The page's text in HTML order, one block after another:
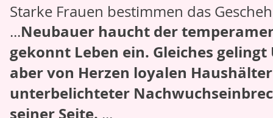
Starke Frauen bestimmen das
...Neubauer haucht der
gekonnt Leben ein. Gleiches
aber von Herzen loyalen
unterbelichteter
seiner Seite. ...